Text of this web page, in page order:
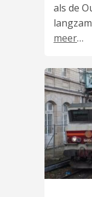
als de
meer…